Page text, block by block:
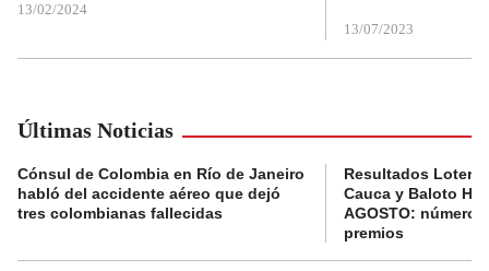
13/02/2024
13/07/2023
Últimas Noticias
Cónsul de Colombia en Río de Janeiro
habló del accidente aéreo que dejó
tres colombianas fallecidas
Resultados
Cauca y Baloto
AGOSTO:
premios